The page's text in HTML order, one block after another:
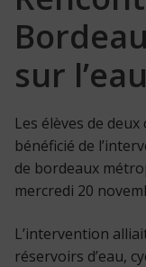
sur
Les élèves de
bénéficié de
de bordeaux
mercredi 20
L’intervention
réservoirs d’eau,